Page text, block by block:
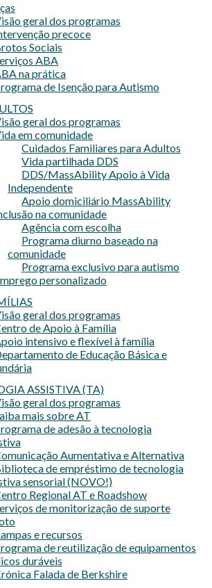
geral dos programas
precoce
Sociais
ABA
na prática
de Isenção para Autismo
geral dos programas
em comunidade
Cuidados Familiares para Adultos
Vida partilhada DDS
DDS/MassAbility Apoio à Vida
Independente
Apoio domiciliário MassAbility
na comunidade
Agência com escolha
Programa diurno baseado na
comunidade
Programa exclusivo para autismo
personalizado
geral dos programas
de Apoio à Família
intensivo e flexível à família
de Educação Básica e
ASSISTIVA (TA)
geral dos programas
mais sobre AT
de adesão à tecnologia
Aumentativa e Alternativa
de empréstimo de tecnologia
sensorial (NOVO!)
Regional AT e Roadshow
de monitorização de suporte
e recursos
de reutilização de equipamentos
duráveis
Falada de Berkshire